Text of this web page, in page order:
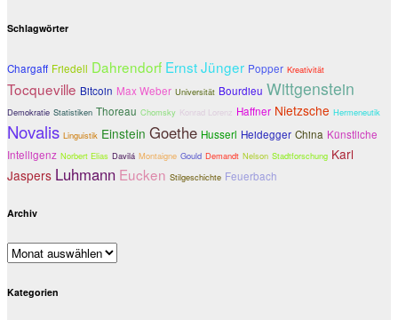
Schlagwörter
Chargaff Friedell Dahrendorf Ernst Jünger Popper Kreativität
Tocqueville Bitcoin Max Weber Universität Bourdieu Wittgenstein
Demokratie Statistiken Thoreau Chomsky Konrad Lorenz Haffner Nietzsche Hermeneutik
Novalis Linguistik Einstein Goethe Husserl Heidegger China Künstliche
Intelligenz Norbert Elias Davilá Montaigne Gould Demandt Nelson Stadtforschung Karl
Jaspers Luhmann Eucken Stilgeschichte Feuerbach
Archiv
Archiv
Kategorien